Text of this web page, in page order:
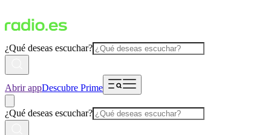
¿Qué deseas escuchar?
Abrir appDescubre Prime
¿Qué deseas escuchar?